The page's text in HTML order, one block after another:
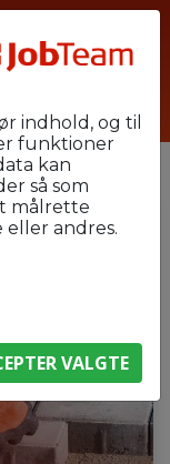
indhold, og til
funktioner
kan
så som
målrette
andres.
VALGTE